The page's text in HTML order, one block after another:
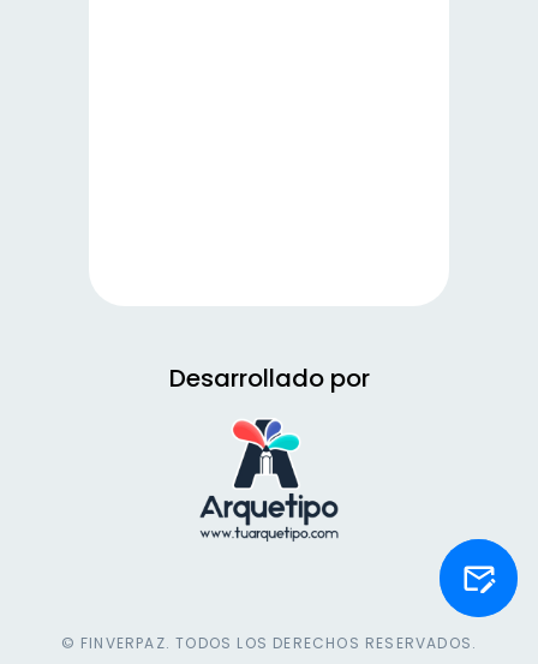
Desarrollado por
© FINVERPAZ. TODOS LOS DERECHOS RESERVADOS.